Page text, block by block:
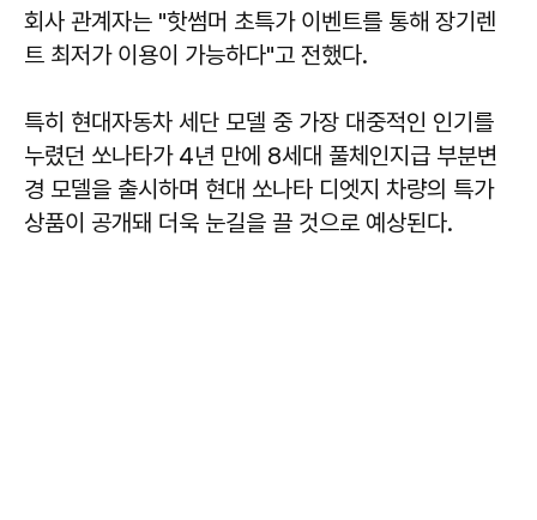
회사 관계자는 "핫썸머 초특가 이벤트를 통해 장기렌
트 최저가 이용이 가능하다"고 전했다.
특히 현대자동차 세단 모델 중 가장 대중적인 인기를
누렸던 쏘나타가 4년 만에 8세대 풀체인지급 부분변
경 모델을 출시하며 현대 쏘나타 디엣지 차량의 특가
상품이 공개돼 더욱 눈길을 끌 것으로 예상된다.